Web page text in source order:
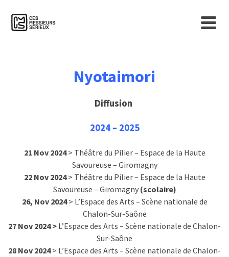
Nyotaimori
Diffusion
2024 – 2025
21 Nov 2024> Théâtre du Pilier – Espace de la Haute
Savoureuse – Giromagny
22 Nov 2024> Théâtre du Pilier – Espace de la Haute
Savoureuse – Giromagny (scolaire)
26, Nov 2024> L’Espace des Arts – Scène nationale de
Chalon-Sur-Saône
27 Nov 2024 > L’Espace des Arts – Scène nationale de Chalon-
Sur-Saône
28 Nov 2024> L’Espace des Arts – Scène nationale de Chalon-